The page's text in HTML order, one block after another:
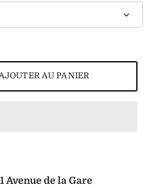
AU PANIER
Avenue de la Gare